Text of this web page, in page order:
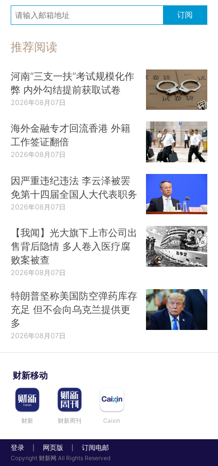
订阅
推荐阅读
河南“三支一扶”考试规模化作
弊 内外勾结提前获取试卷
2026年08月07日
海外金融专才回流香港 外籍
工作签证翻倍
2026年08月07日
因严重违纪违法 李云泽被罢
免第十四届全国人大代表职务
2026年08月07日
【我闻】光大旗下上市公司出
售背后隐情 多人卷入医疗腐
败案被查
2026年08月07日
特朗普坚称美国防空弹药库存
充足 但不会向乌克兰提供更
多
2026年08月07日
财新移动
财新 财新周刊 Caixin
登录 网页版 订阅电邮
Copyright 财新网 All Rights Reserved